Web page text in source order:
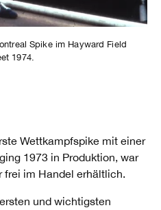
Spike im Hayward Field
1974.
Wettkampfspike mit einer
1973 in Produktion, war
frei im Handel erhältlich.
und wichtigsten